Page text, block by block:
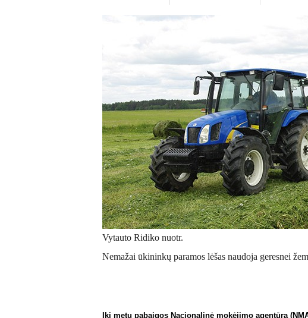
Vytauto Ridiko nuotr.
Nemažai ūkininkų paramos lėšas naudoja geresnei
Iki metų pabaigos Nacionalinė mokėjimo agentūra